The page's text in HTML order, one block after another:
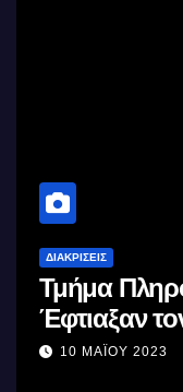
ΔΙΑΚΡΊΣΕΙΣ
Τμήμα
Έφτιαξαν
10 ΜΑΪ́ΟΥ 2023